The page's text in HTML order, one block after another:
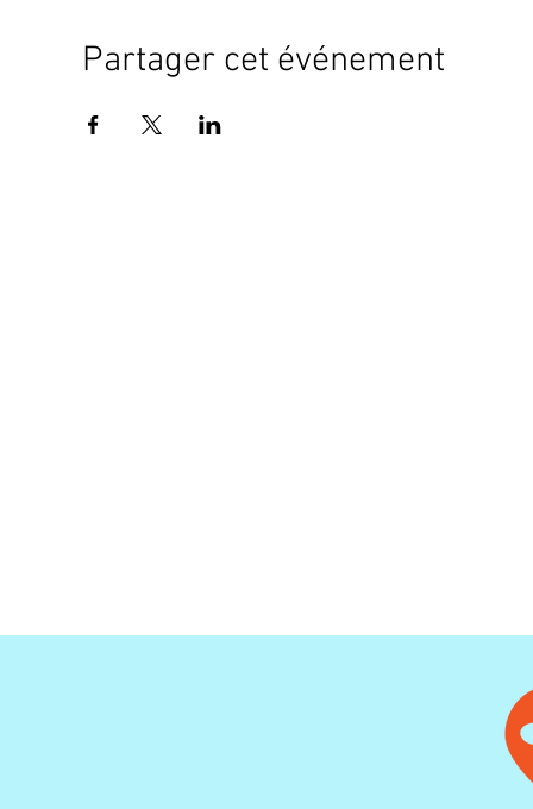
Partager cet événement